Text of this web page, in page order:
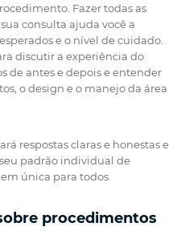
Fazer todas as
consulta ajuda você a
e o nível de cuidado.
discutir a experiência do
de antes e depois e entender
o design e o manejo da área
respostas claras e honestas e
padrão individual de
única para todos.
procedimentos